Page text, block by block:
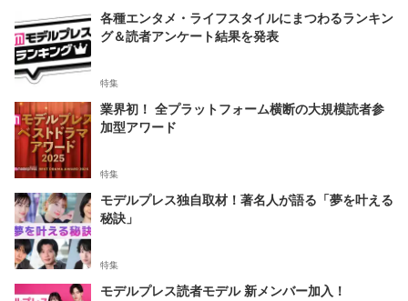
各種エンタメ・ライフスタイルにまつわるランキン
グ＆読者アンケート結果を発表
特集
業界初！ 全プラットフォーム横断の大規模読者参
加型アワード
特集
モデルプレス独自取材！著名人が語る「夢を叶える
秘訣」
特集
モデルプレス読者モデル 新メンバー加入！